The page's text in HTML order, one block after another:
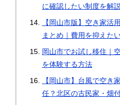
に確認したい制度を解
【岡山市版】空き家活
まとめ｜費用を抑えた
岡山市でお試し移住｜
を体験する方法
【岡山市】台風で空き
任？北区の古民家・畑